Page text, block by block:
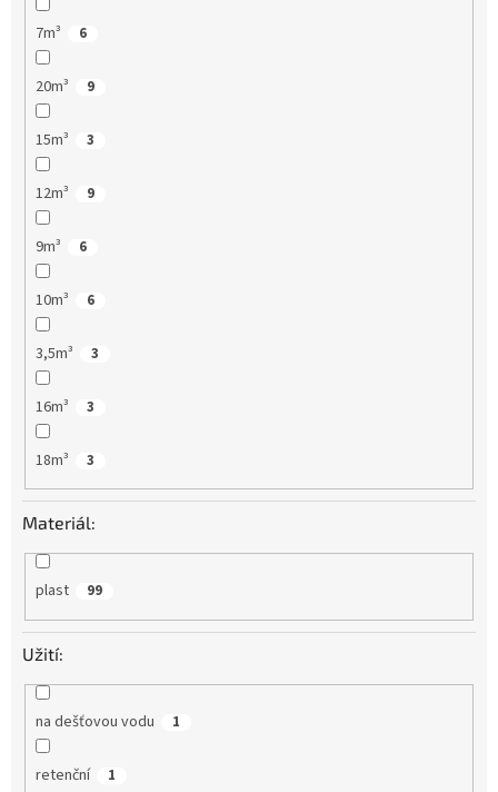
7m³ 6
20m³ 9
15m³ 3
12m³ 9
9m³ 6
10m³ 6
3,5m³ 3
16m³ 3
18m³ 3
Materiál:
plast 99
Užití:
na dešťovou vodu 1
retenční 1